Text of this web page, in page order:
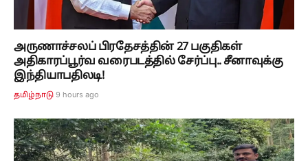
அருணாச்சலப் பிரதேசத்தின் 27 பகுதிகள்
அதிகாரப்பூர்வ வரைபடத்தில் சேர்ப்பு.. சீனாவுக்கு
இந்தியாபதிலடி!
தமிழ்நாடு 9 hours ago